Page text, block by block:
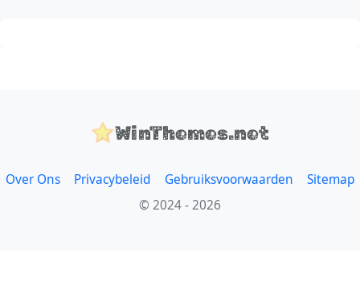
WinThemes.net
Over Ons Privacybeleid Gebruiksvoorwaarden
Sitemap
© 2024 - 2026